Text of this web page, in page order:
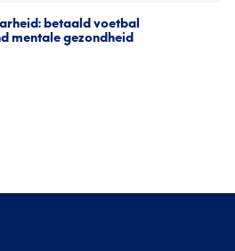
betaald voetbal
mentale gezondheid